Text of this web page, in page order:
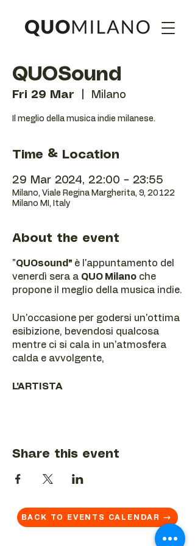
QUOSound
Fri 29 Mar Milano
Il meglio della musica indie milanese.
Time & Location
29 Mar 2024, 22:00 – 23:55
Milano, Viale Regina Margherita, 9, 20122
Milano MI, Italy
About the event
"QUOsound" è l'appuntamento del
venerdì sera a QUO Milano che
propone il meglio della musica indie.
Un'occasione per godersi un'ottima
esibizione, bevendosi qualcosa
mentre ci si cala in un'atmosfera
calda e avvolgente,
L'ARTISTA
Prenota ora il tuo posto!
Friday, March 29th, at 10:00 PM,
Share this event
BACK TO EVENTS CALENDAR →